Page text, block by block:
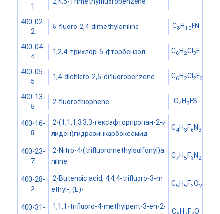
1
400-02-
2
5-fluoro-2,4-dimethylaniline C8 H10 FN
400-04-
4
1,2,4-трихлор-5-фторбензол C6H 2Cl 3F
400-05-
5
1,4-dichloro-2,5-difluorobenzene C6H 2Cl 2F2
400-13-
5
2-fluorothiophene C4H 3FS
400-16-
8
2-(1,1,1,3,3,3-гексафторпропан-2-и
лиден)гидразинкарбоксамид
C4H 3F6N 3O
400-23-
7
2-Nitro-4-(trifluoromethylsulfonyl)a
niline
C7H 5F3N 2O
400-28-
2
2-Butenoic acid, 4,4,4-trifluoro-3-m
ethyl-, (E)-
C5H 5F3O2
400-31-
1,1,1-trifluoro-4-methylpent-3-en-2-
C H F O